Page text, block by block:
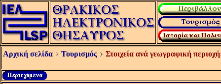
Αρχική σελίδα Τουρισμός Στοιχεία ανά γεωγραφική